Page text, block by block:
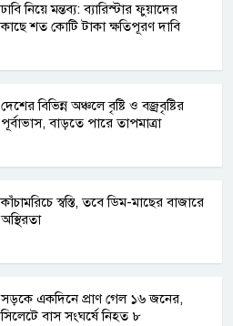
ঢাবি নিয়ে মন্তব্য: ব্যারিস্টার ফুয়াদের
কাছে শত কোটি টাকা ক্ষতিপূরণ দাবি
দেশের বিভিন্ন অঞ্চলে বৃষ্টি ও বজ্রবৃষ্টির
পূর্বাভাস, বাড়তে পারে তাপমাত্রা
কাঁচামরিচে স্বস্তি, তবে ডিম-মাছের বাজারে
অস্থিরতা
সড়কে একদিনে প্রাণ গেল ১৬ জনের,
সিলেটে বাস সংঘর্ষে নিহত ৮